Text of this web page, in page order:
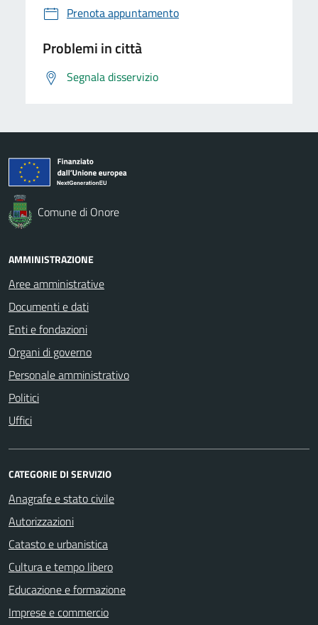
Prenota appuntamento
Problemi in città
Segnala disservizio
Comune di Onore
AMMINISTRAZIONE
Aree amministrative
Documenti e dati
Enti e fondazioni
Organi di governo
Personale amministrativo
Politici
Uffici
CATEGORIE DI SERVIZIO
Anagrafe e stato civile
Autorizzazioni
Catasto e urbanistica
Cultura e tempo libero
Educazione e formazione
Imprese e commercio